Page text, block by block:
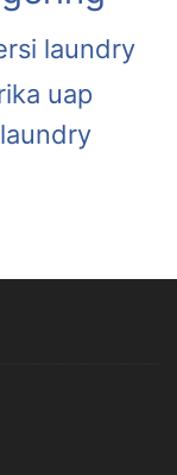
laundry
uap